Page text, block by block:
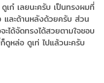
ก๋​ เลยนะครับ​ เป็นทรงผมที่
และด้านหลังด้วยครับ​ ส่วน
ได้จัดทรงได้สวยตามใจชอบ​
ดูหล่อ​ ดูเท่​ ไปแล้วนะครับ​